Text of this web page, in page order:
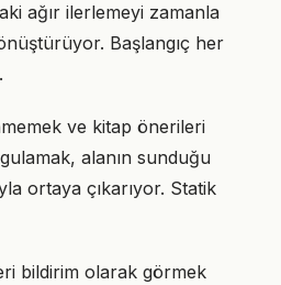
ağır ilerlemeyi zamanla
Başlangıç her
ve kitap önerileri
alanın sunduğu
ortaya çıkarıyor. Statik
bildirim olarak görmek